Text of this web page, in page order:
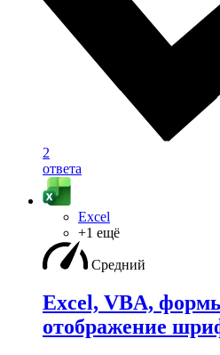
2
ответа
Excel
+1 ещё
Средний
Excel, VBA,
отображение